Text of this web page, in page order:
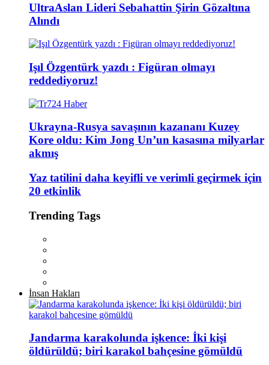
UltraAslan Lideri Sebahattin Şirin Gözaltına
Alındı
Işıl Özgentürk yazdı : Figüran olmayı
reddediyoruz!
Ukrayna-Rusya savaşının kazananı Kuzey
Kore oldu: Kim Jong Un’un kasasına milyarlar
akmış
Yaz tatilini daha keyifli ve verimli geçirmek için
20 etkinlik
Trending Tags
İnsan Hakları
Jandarma karakolunda işkence: İki kişi
öldürüldü; biri karakol bahçesine gömüldü